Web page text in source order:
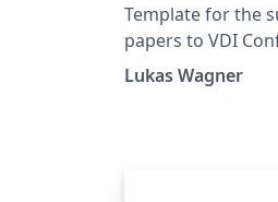
Template for the
papers to VDI
Automation.
Langersehnte
Lukas Wagner